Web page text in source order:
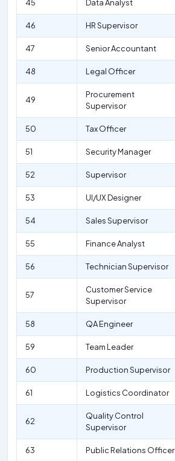
45 Data Analyst
46 HR Supervisor
47 Senior Accountant
48 Legal Officer
49
Procurement
Supervisor
50 Tax Officer
51 Security Manager
52 Supervisor
53 UI/UX Designer
54 Sales Supervisor
55 Finance Analyst
56 Technician Supervisor
57
Customer Service
Supervisor
58 QA Engineer
59 Team Leader
60 Production Supervisor
61 Logistics Coordinator
62
Quality Control
Supervisor
63 Public Relations Officer